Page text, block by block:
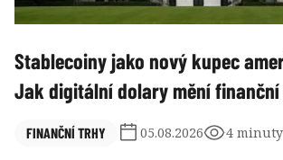
Stablecoiny jako nový kupec
Jak digitální dolary mění
FINANČNÍ TRHY 05.08.2026 4 minuty